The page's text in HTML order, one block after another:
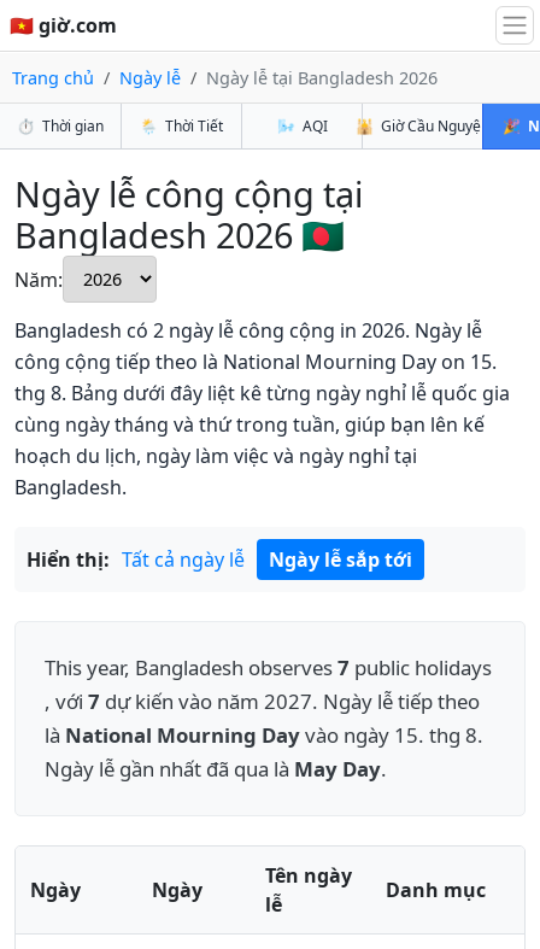
🇻🇳 giờ.com
Trang chủ Ngày lễ Ngày lễ tại Bangladesh 2026
⏱️ Thời gian 🌦️ Thời Tiết 🌬️ AQI 🕌 Giờ Cầu Nguyện 🎉
Ngày lễ công cộng tại
Bangladesh 2026 🇧🇩
Năm:
Bangladesh có 2 ngày lễ công cộng in 2026. Ngày lễ
công cộng tiếp theo là National Mourning Day on 15.
thg 8. Bảng dưới đây liệt kê từng ngày nghỉ lễ quốc gia
cùng ngày tháng và thứ trong tuần, giúp bạn lên kế
hoạch du lịch, ngày làm việc và ngày nghỉ tại
Bangladesh.
Hiển thị: Tất cả ngày lễ Ngày lễ sắp tới
This year, Bangladesh observes7 public holidays
, với 7 dự kiến vào năm 2027. Ngày lễ tiếp theo
là National Mourning Dayvào ngày 15. thg 8.
Ngày lễ gần nhất đã qua là May Day.
Ngày Ngày
Tên ngày
lễ
Danh mục